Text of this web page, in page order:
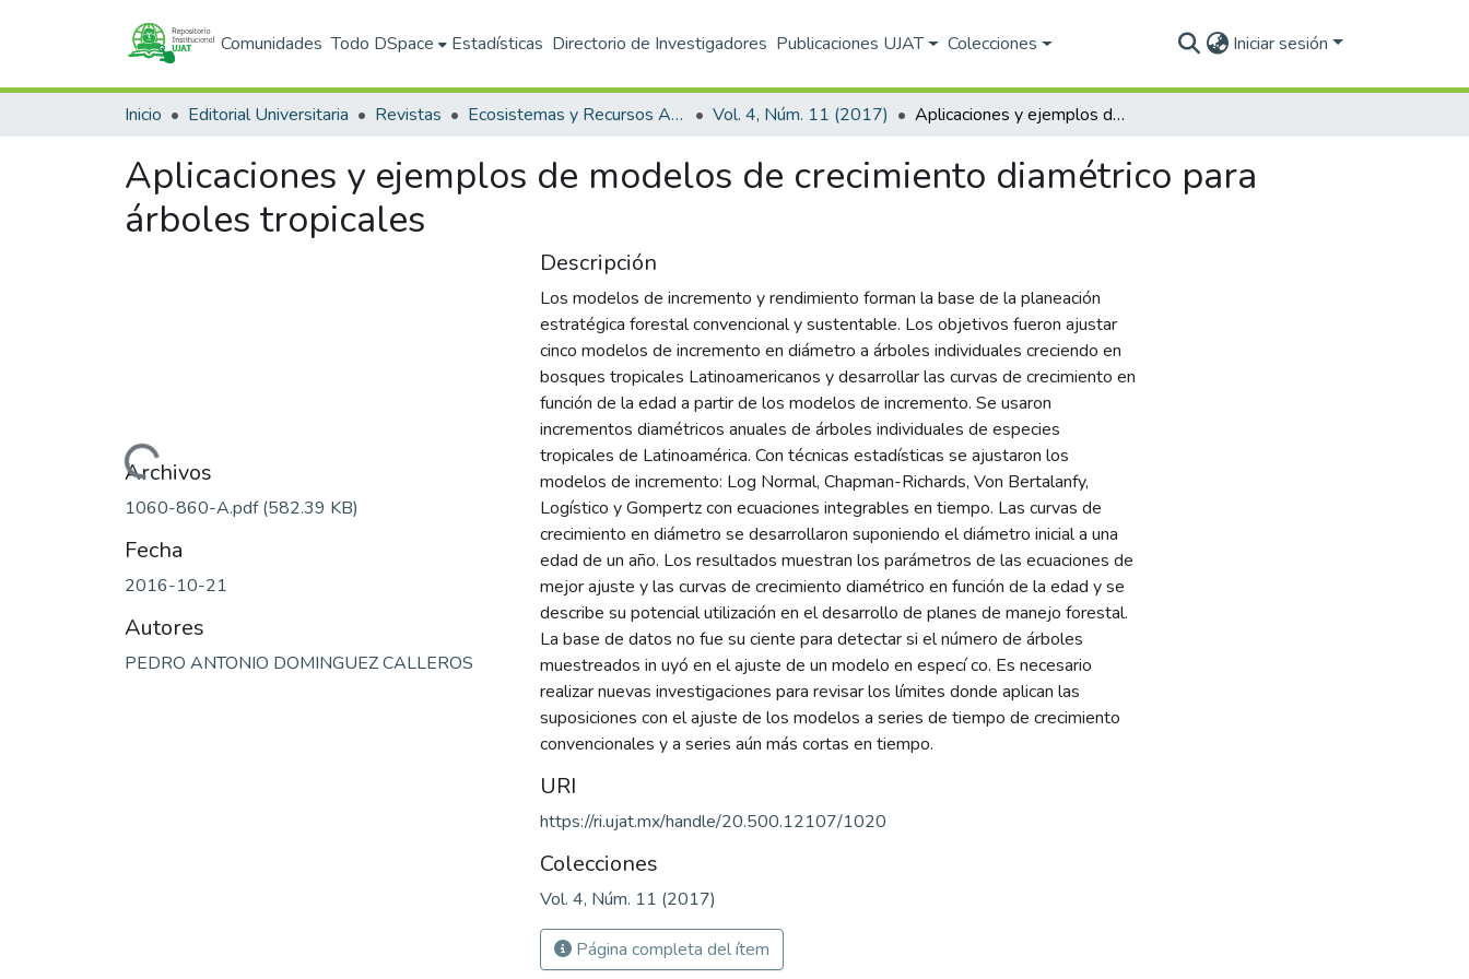
Comunidades Todo DSpace Estadísticas Directorio de Investigadores Publicaciones UJAT Colecciones Iniciar sesión
Inicio Editorial Universitaria Revistas Ecosistemas y Recursos Agropecuarios Vol. 4, Núm. 11 (2017) Aplicaciones y ejemplos de modelos de crecimiento diamétrico para árboles tropicales
Aplicaciones y ejemplos de modelos de crecimiento diamétrico para
árboles tropicales
Cargando...
Archivos
1060-860-A.pdf(582.39 KB)
Fecha
2016-10-21
Autores
PEDRO ANTONIO DOMINGUEZ CALLEROS
Descripción
Los modelos de incremento y rendimiento forman la base de la planeación
estratégica forestal convencional y sustentable. Los objetivos fueron ajustar
cinco modelos de incremento en diámetro a árboles individuales creciendo en
bosques tropicales Latinoamericanos y desarrollar las curvas de crecimiento en
función de la edad a partir de los modelos de incremento. Se usaron
incrementos diamétricos anuales de árboles individuales de especies
tropicales de Latinoamérica. Con técnicas estadísticas se ajustaron los
modelos de incremento: Log Normal, Chapman-Richards, Von Bertalanfy,
Logístico y Gompertz con ecuaciones integrables en tiempo. Las curvas de
crecimiento en diámetro se desarrollaron suponiendo el diámetro inicial a una
edad de un año. Los resultados muestran los parámetros de las ecuaciones de
mejor ajuste y las curvas de crecimiento diamétrico en función de la edad y se
describe su potencial utilización en el desarrollo de planes de manejo forestal.
La base de datos no fue su ciente para detectar si el número de árboles
muestreados in uyó en el ajuste de un modelo en especí co. Es necesario
realizar nuevas investigaciones para revisar los límites donde aplican las
suposiciones con el ajuste de los modelos a series de tiempo de crecimiento
convencionales y a series aún más cortas en tiempo.
URI
https://ri.ujat.mx/handle/20.500.12107/1020
Colecciones
Vol. 4, Núm. 11 (2017)
Página completa del ítem